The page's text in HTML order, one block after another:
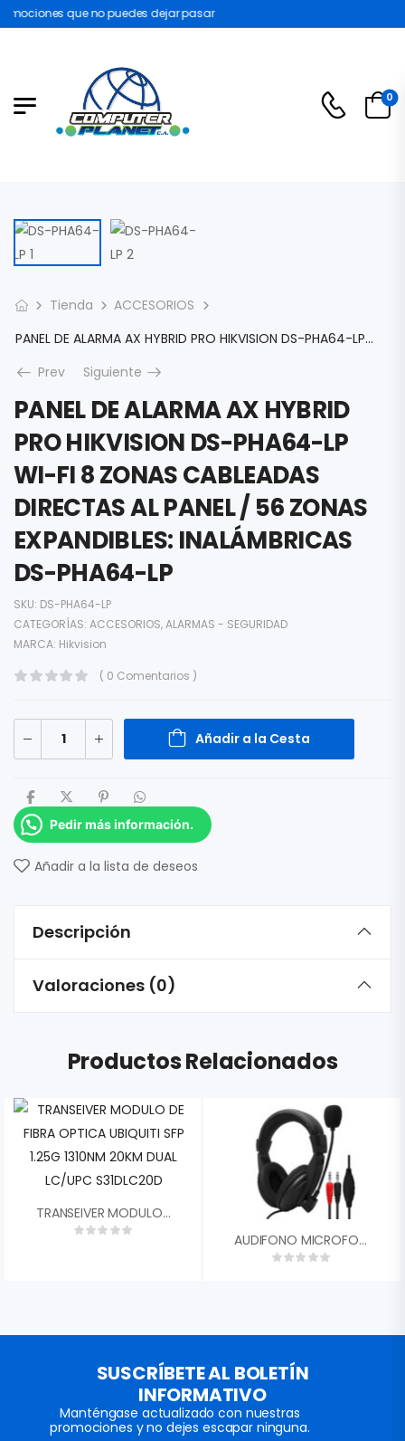
que no puedes dejar pasar
0
Tienda
ACCESORIOS
PANEL DE ALARMA AX HYBRID PRO HIKVISION DS-PHA64-LP WI-FI 8 ZONAS CABLEADAS DIRECTAS AL PANEL / 56 ZONAS EXPANDIBLES: INALÁMBRICAS DS-PHA64-LP
Prev
Siguiente
PANEL DE ALARMA AX HYBRID
PRO HIKVISION DS-PHA64-LP
WI-FI 8 ZONAS CABLEADAS
DIRECTAS AL PANEL / 56 ZONAS
EXPANDIBLES: INALÁMBRICAS
DS-PHA64-LP
SKU: DS-PHA64-LP
CATEGORÍAS: ACCESORIOS,ALARMAS - SEGURIDAD
MARCA: Hikvision
( 0 Comentarios )
Añadir a la Cesta
Pedir más información.
Añadir a la lista de deseos
Descripción
Valoraciones (0)
Productos Relacionados
TRANSEIVER MODULO DE FIBRA OPTICA UBIQUITI SFP 1.25G 1310NM 20KM DUAL LC/UPC S31DLC20D
AUDIFONO MICROFONO GAHL TECH CONECTOR 3.5MM NEGRO LH-001
SUSCRÍBETE AL BOLETÍN
INFORMATIVO
Manténgase actualizado con nuestras
promociones y no dejes escapar ninguna.